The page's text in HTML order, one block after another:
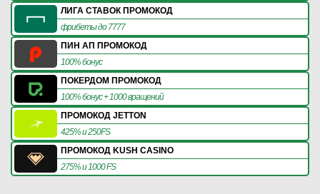
ЛИГА СТАВОК ПРОМОКОД
фрибеты до 7777
ПИН АП ПРОМОКОД
100% бонус
ПОКЕРДОМ ПРОМОКОД
100% бонус + 1000 вращений
ПРОМОКОД JETTON
425% и 250FS
ПРОМОКОД KUSH CASINO
275% и 1000 FS